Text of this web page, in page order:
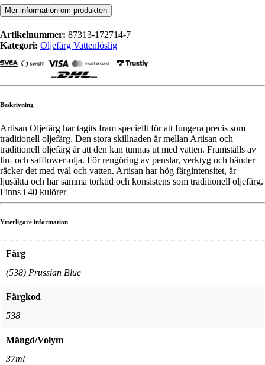
Mer information om produkten
Artikelnummer: 87313-172714-7
Kategori: Oljefärg Vattenlöslig
Beskrivning
Artisan Oljefärg har tagits fram speciellt för att fungera precis som
traditionell oljefärg. Den stora skillnaden är mellan Artisan och
traditionell oljefärg är att den kan tunnas ut med vatten. Framställs av
lin- och safflower-olja. För rengöring av penslar, verktyg och händer
räcker det med tvål och vatten. Artisan har hög färgintensitet, är
ljusäkta och har samma torktid och konsistens som traditionell oljefärg.
Finns i 40 kulörer
Ytterligare information
Färg
(538) Prussian Blue
Färgkod
538
Mängd/Volym
37ml